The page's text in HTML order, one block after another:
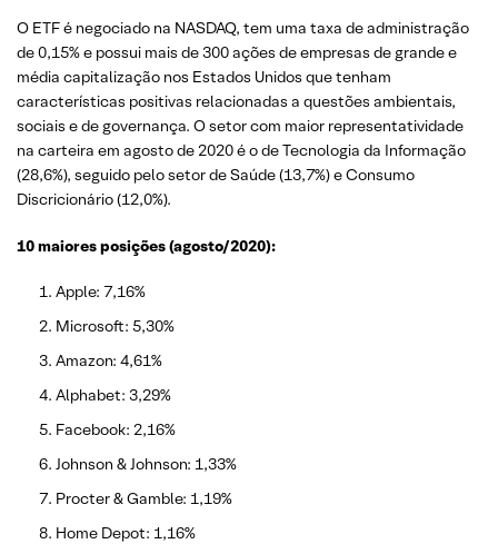
O ETF é negociado na NASDAQ, tem uma taxa de administração
de 0,15% e possui mais de 300 ações de empresas de grande e
média capitalização nos Estados Unidos que tenham
características positivas relacionadas a questões ambientais,
sociais e de governança. O setor com maior representatividade
na carteira em agosto de 2020 é o de Tecnologia da Informação
(28,6%), seguido pelo setor de Saúde (13,7%) e Consumo
Discricionário (12,0%).
10 maiores posições (agosto/2020):
Apple: 7,16%
Microsoft: 5,30%
Amazon: 4,61%
Alphabet: 3,29%
Facebook: 2,16%
Johnson & Johnson: 1,33%
Procter & Gamble: 1,19%
Home Depot: 1,16%